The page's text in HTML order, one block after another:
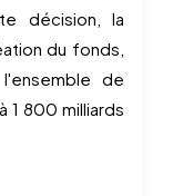
décision, la
du fonds,
de
1 800 milliards